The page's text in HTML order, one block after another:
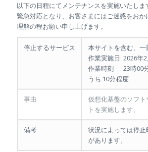
以下の日程にてメンテナンスを実施いたしま
緊急対応となり、お客さまにはご迷惑をお
理解の程お願い申し上げます。
停止するサービス
本サイトを含む、一
作業実施日: 2026年
作業時刻 : 23時00
うち 10分程度
事由
仮想化基盤のソフ
トを実施します。
備考
状況によっては停
があります。